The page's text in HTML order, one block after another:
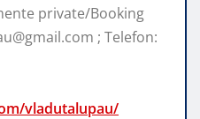
private/Booking
; Telefon:
vladutalupau/